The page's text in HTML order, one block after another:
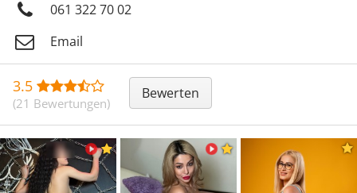
061 322 70 02
Email
3.5
(21 Bewertungen)
Bewerten